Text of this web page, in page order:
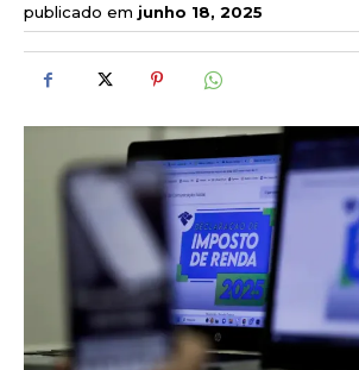
publicado em junho 18, 2025